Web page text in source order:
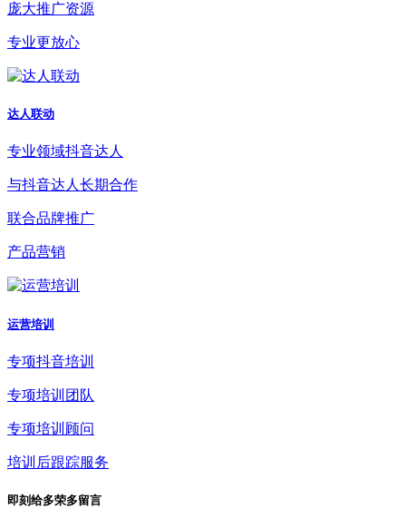
庞大推广资源
专业更放心
达人联动
专业领域抖音达人
与抖音达人长期合作
联合品牌推广
产品营销
运营培训
专项抖音培训
专项培训团队
专项培训顾问
培训后跟踪服务
即刻给多荣多留言